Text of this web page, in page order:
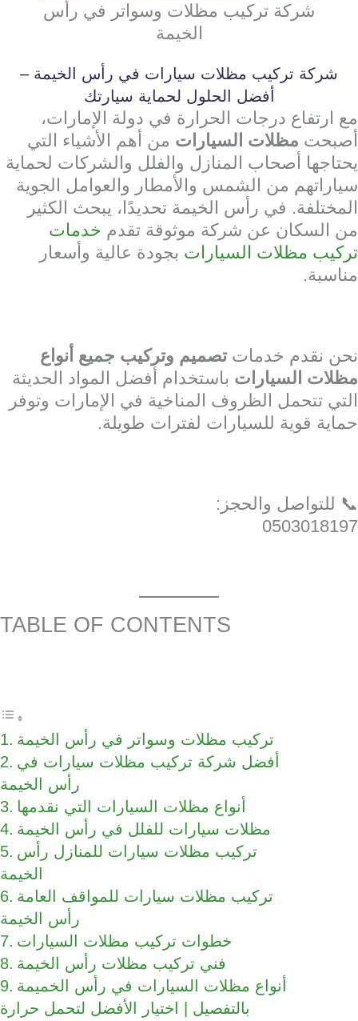
شركة تركيب مظلات وسواتر في رأس
الخيمة
شركة تركيب مظلات سيارات في رأس الخيمة –
أفضل الحلول لحماية سيارتك
مع ارتفاع درجات الحرارة في دولة الإمارات،
أصبحت مظلات السيارات من أهم الأشياء التي
يحتاجها أصحاب المنازل والفلل والشركات لحماية
سياراتهم من الشمس والأمطار والعوامل الجوية
المختلفة. في رأس الخيمة تحديدًا، يبحث الكثير
من السكان عن شركة موثوقة تقدم خدمات
تركيب مظلات السيارات بجودة عالية وأسعار
مناسبة.
نحن نقدم خدماتتصميم وتركيب جميع أنواع
مظلات السيارات باستخدام أفضل المواد الحديثة
التي تتحمل الظروف المناخية في الإمارات وتوفر
حماية قوية للسيارات لفترات طويلة.
📞 للتواصل والحجز:
0503018197
TABLE OF CONTENTS
تركيب مظلات وسواتر في رأس الخيمة
أفضل شركة تركيب مظلات سيارات في
رأس الخيمة
أنواع مظلات السيارات التي نقدمها
مظلات سيارات للفلل في رأس الخيمة
تركيب مظلات سيارات للمنازل رأس
الخيمة
تركيب مظلات سيارات للمواقف العامة
رأس الخيمة
خطوات تركيب مظلات السيارات
فني تركيب مظلات رأس الخيمة
أنواع مظلات السيارات في رأس الخميمة
بالتفصيل | اختيار الأفضل لتحمل حرارة